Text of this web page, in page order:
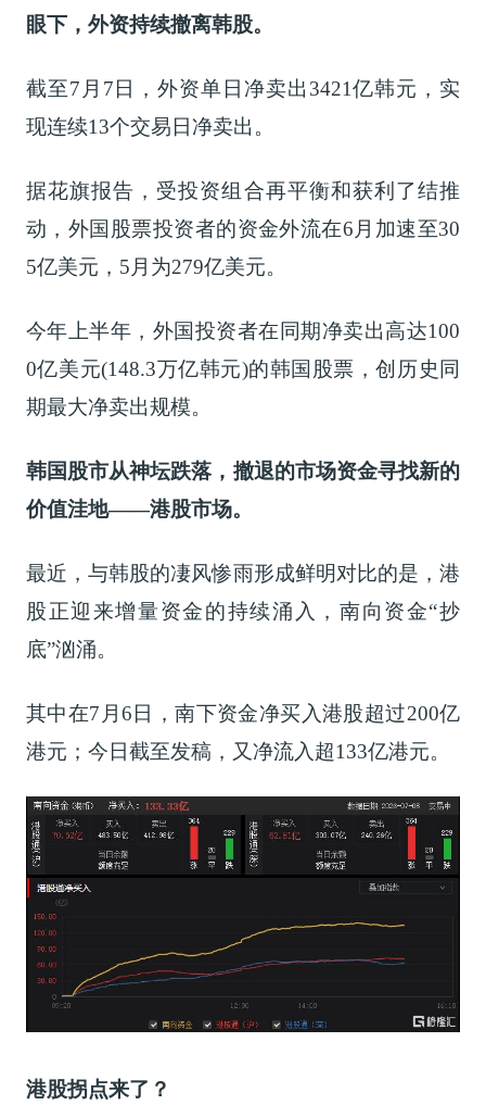
眼下，外资持续撤离韩股。
截至7月7日，外资单日净卖出3421亿韩元，实
现连续13个交易日净卖出。
据花旗报告，受投资组合再平衡和获利了结推
动，外国股票投资者的资金外流在6月加速至30
5亿美元，5月为279亿美元。
今年上半年，外国投资者在同期净卖出高达100
0亿美元(148.3万亿韩元)的韩国股票，创历史同
期最大净卖出规模。
韩国股市从神坛跌落，撤退的市场资金寻找新的
价值洼地——港股市场。
最近，与韩股的凄风惨雨形成鲜明对比的是，港
股正迎来增量资金的持续涌入，南向资金“抄
底”汹涌。
其中在7月6日，南下资金净买入港股超过200亿
港元；今日截至发稿， 又净流入超133亿港元。
港股拐点来了？